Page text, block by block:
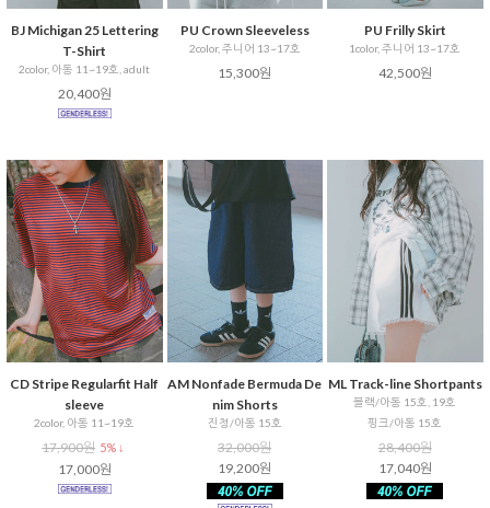
BJ Michigan 25 Lettering
T-Shirt
2color, 아동 11~19호, adult
20,400원
PU Crown Sleeveless
2color, 주니어 13~17호
15,300원
PU Frilly Skirt
1color, 주니어 13~17호
42,500원
CD Stripe Regularfit Half
sleeve
2color, 아동 11~19호
17,900원 5% ↓
17,000원
AM Nonfade Bermuda De
nim Shorts
진청/아동 15호
32,000원
19,200원
ML Track-line Shortpants
블랙/아동 15호, 19호
핑크/아동 15호
28,400원
17,040원